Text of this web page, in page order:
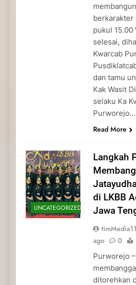
berkarakter
pukul 15.00
selesai,
Kwarcab
dan tamu
Kak Wasit
selaku Ka
Purworejo…
Read More
UNCATEGORIZED
Langkah
di LKBB
Jawa
timMedia11
ago
0
Purworejo
ditorehkan